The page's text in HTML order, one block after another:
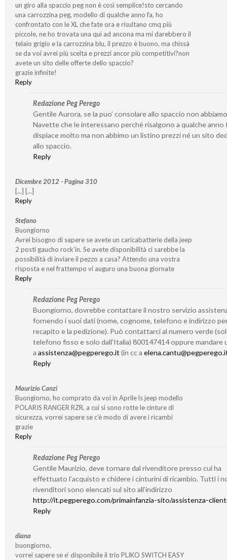
un giro alla spaccio peg non è così semplice!sto cercando
una carrozzina peg, modello di qualche anno fa, ho
confrontato con le XL che fate ora e risultano cmq più
piccole, ne ho trovata una qui ad ancona ma mi darebbero il
telaio grigio e la carrozzina blu, il prezzo è buono, ma chissà
se da voi avrei più scelta e prezzi ancor più competitivi?non
avete un sito delle offerte dello spaccio?
grazie infinite!
Reply
Redazione Peg Perego
Gentile Aurora, se la puo’ consolare allo spaccio non
Navette che le interessano perché risalgono a qualche anno
dispiace molto ma non abbimo un listino prezzi né un sito
allo spaccio.
Reply
Dicembre 2012 - Pagina 310
[...] [...]
Reply
Stefano
Buongiorno
Avrei bisogno di sapere se avete un caricabatterie della jeep
2 posti gaucho rock’in. Se avete disponibilità ci sarebbe la
possibilità di inviare il pezzo a casa? Attendo una vostra
risposta e nel frattempo vi auguro una buona giornate
Reply
Redazione Peg Perego
Buongiorno, dovrebbe contattare il nostro servizio
fornendo i suoi dati (nome, cognome, telefono e indirizzo
recapito e la pedizione). Può contattarci al numero verde
telefono fisso e solo dall’Italia) 800147414 oppure mandare
a assistenza@pegperego.it(in cc a
Reply
Maurizio Canzi
Buongiorno, ho comprato da voi in Aprile ls jeep modello
POLARIS RANGER RZR, a cui si sono rotte le cinture di
sicurezza, vorrei sapere se c’è modo di avere i ricambi
grazie
Reply
Redazione Peg Perego
Gentile Maurizio, deve tornare dal rivenditore presso cui ha
effettuato l’acquisto e chidere i cinturini di ricambio. Tutti i
rivenditori sono elencati sul sito all’indirizzo
http://it.pegperego.com/primainfanzia-sito/assistenza-
Reply
diana
buongiorno,
vorrei sapere se e’ disponibile il trio PLIKO SWITCH EASY